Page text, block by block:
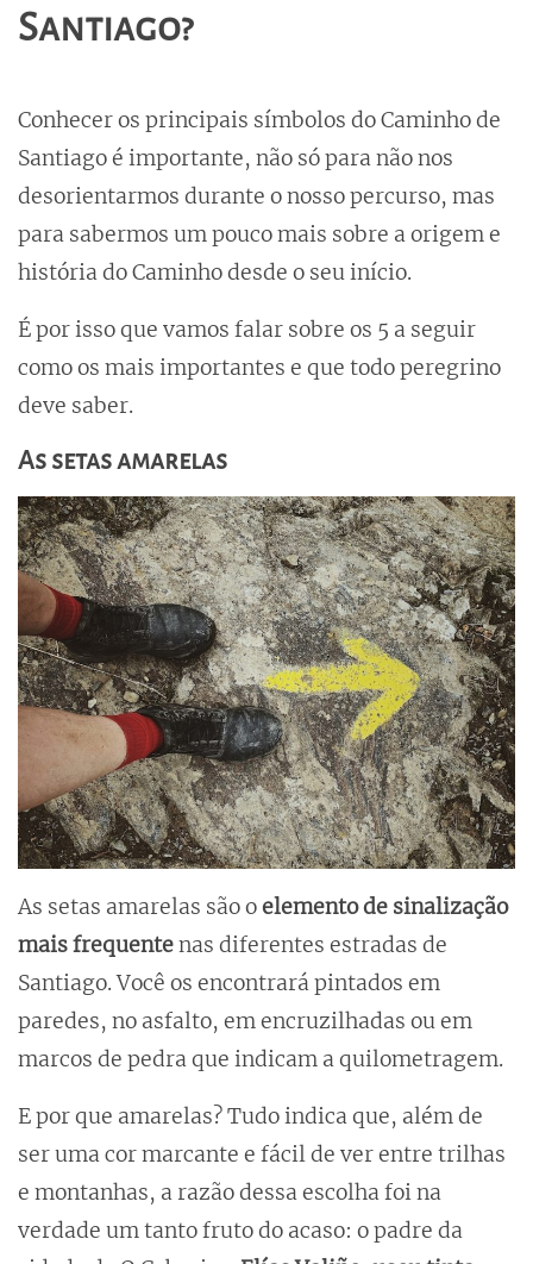
Santiago?
Conhecer os principais símbolos do Caminho de
Santiago é importante, não só para não nos
desorientarmos durante o nosso percurso, mas
para sabermos um pouco mais sobre a origem e
história do Caminho desde o seu início.
É por isso que vamos falar sobre os 5 a seguir
como os mais importantes e que todo peregrino
deve saber.
As setas amarelas
As setas amarelas são oelemento de sinalização
mais frequentenas diferentes estradas de
Santiago. Você os encontrará pintados em
paredes, no asfalto, em encruzilhadas ou em
marcos de pedra que indicam a quilometragem.
E por que amarelas? Tudo indica que, além de
ser uma cor marcante e fácil de ver entre trilhas
e montanhas, a razão dessa escolha foi na
verdade um tanto fruto do acaso: o padre da